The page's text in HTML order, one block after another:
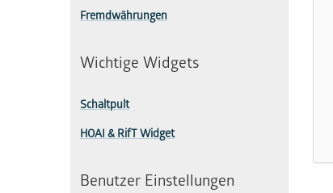
Fremdwährungen
Wichtige Widgets
Schaltpult
HOAI & RifT Widget
Benutzer Einstellungen